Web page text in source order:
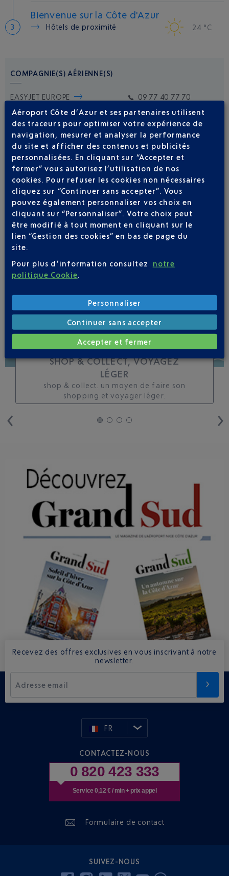
Bienvenue sur la Côte d'Azur
Hôtels de proximité 24 °C
COMPAGNIE(S) AÉRIENNE(S)
EASYJET EUROPE 09 77 40 77 70
Soyez notifié(e) de
toutes les évolutions
pour ce vol
SUIVRE CE VOL
SHOP & COLLECT, VOYAGEZ
LÉGER
shop & collect. un moyen de faire son
shopping et voyager léger.
Recevez des offres exclusives en vous inscrivant à notre
newsletter.
Adresse email
FR
CONTACTEZ-NOUS
0 820 423 333
Service 0,12 € / min + prix appel
Formulaire de contact
SUIVEZ-NOUS
Aéroport Côte d’Azur et ses partenaires utilisent
des traceurs pour optimiser votre expérience de
navigation, mesurer et analyser la performance
du site et afficher des contenus et publicités
personnalisées. En cliquant sur “Accepter et
fermer” vous autorisez l’utilisation de nos
cookies. Pour refuser les cookies non nécessaires
cliquez sur “Continuer sans accepter”. Vous
pouvez également personnaliser vos choix en
cliquant sur “Personnaliser”. Votre choix peut
être modifié à tout moment en cliquant sur le
lien “Gestion des cookies” en bas de page du
site.
Pour plus d’information consultez
notre
politique Cookie.
Personnaliser
Continuer sans accepter
Accepter et fermer